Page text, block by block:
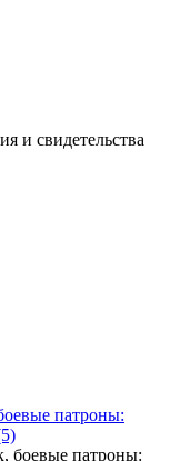
и свидетельства
патроны: